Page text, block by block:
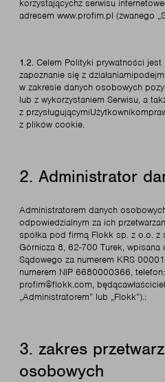
korzystającychz serwisu
adresem www.profim.pl (zwanego
1.2. Celem Polityki prywatności jest
zapoznanie się z
w zakresie danych osobowych
lub z wykorzystaniem Serwisu, a
z
z plików cookie.
2. Administrator
Administratorem danych
odpowiedzialnym za ich
spółka pod firmą Flokk sp. z o.o. z
Górnicza 8, 62-700 Turek,
Sądowego za numerem KRS
numerem NIP 6680000366,
profim@flokk.com,
„Administratorem” lub „Flokk”).:
3. zakres
osobowych